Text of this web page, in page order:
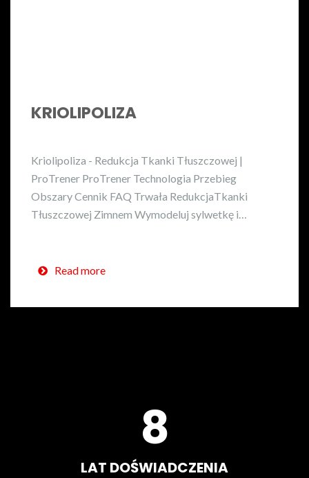
KRIOLIPOLIZA
Kriolipoliza - Redukcja Tkanki Tłuszczowej |
ProTrener ProTrener Technologia Przebieg
Obszary Cennik FAQ Trwała RedukcjaTkanki
Tłuszczowej Zimnem Wymodeluj sylwetkę i…
Read more
8
LAT DOŚWIADCZENIA